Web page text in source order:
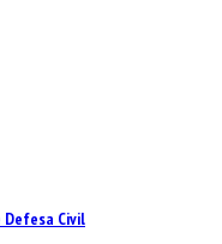
Defesa Civil